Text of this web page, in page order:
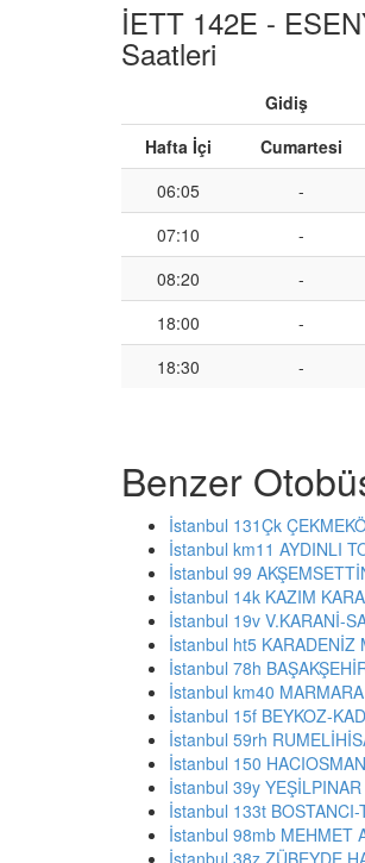
İETT 142E -
Saatleri
Gidiş
Hafta İçi
Cumartesi
06:05
-
07:10
-
08:20
-
18:00
-
18:30
-
Benzer
İstanbul 131Çk
İstanbul km11 AYDINLI
İstanbul 99
İstanbul 14k KAZIM
İstanbul 19v V.KARANİ-
İstanbul ht5 KARADENİZ
İstanbul 78h
İstanbul km40
İstanbul 15f BEYKOZ-
İstanbul 59rh
İstanbul 150
İstanbul 39y
İstanbul 133t
İstanbul 98mb MEHMET
İstanbul 38z ZÜBEYDE